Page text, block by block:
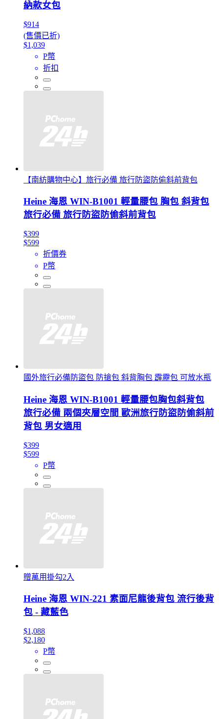
納款女包
$914
(售價已折)
$1,039
P幣
折扣
【南紡購物中心】旅行必備 旅行防盜防偷斜前背包
Heine 海恩 WIN-B1001 輕量腰包 胸包 斜背包
旅行必備 旅行防盜防偷斜前背包
$399
$599
折價券
P幣
國外旅行必備防盜包 防搶包 斜背胸包 霹靂包 可放水瓶
Heine 海恩 WIN-B1001 輕量腰包胸包斜背包
旅行必備 兩個夾層空間 歐洲旅行防盜防偷斜前
背包 男女適用
$399
$599
P幣
贈萬用掛勾2入
Heine 海恩 WIN-221 素面尼龍後背包 流行後背
包 - 藏藍色
$1,088
$2,180
P幣